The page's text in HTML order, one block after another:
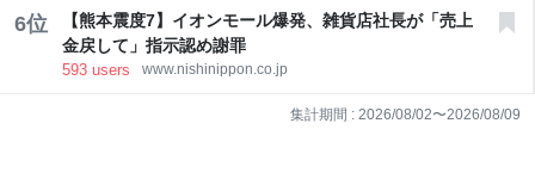
6位
【熊本震度7】イオンモール爆発、雑貨店社長が「売上
金戻して」指示認め謝罪
593 users www.nishinippon.co.jp
集計期間 : 2026/08/02〜2026/08/09